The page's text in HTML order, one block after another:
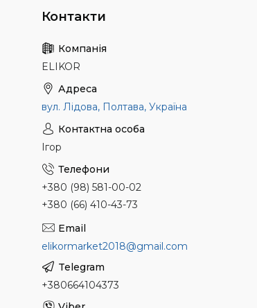
ELIKOR
вул. Лідова, Полтава, Україна
Ігор
+380 (98) 581-00-02
+380 (66) 410-43-73
elikormarket2018@gmail.com
+380664104373